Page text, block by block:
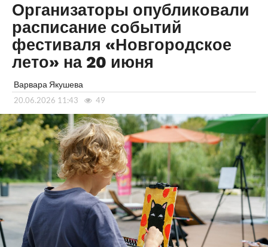
Организаторы опубликовали
расписание событий
фестиваля «Новгородское
лето» на 20 июня
Варвара Якушева
20.06.2026 11:43 49